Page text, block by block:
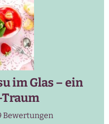
im Glas – ein
Bewertungen